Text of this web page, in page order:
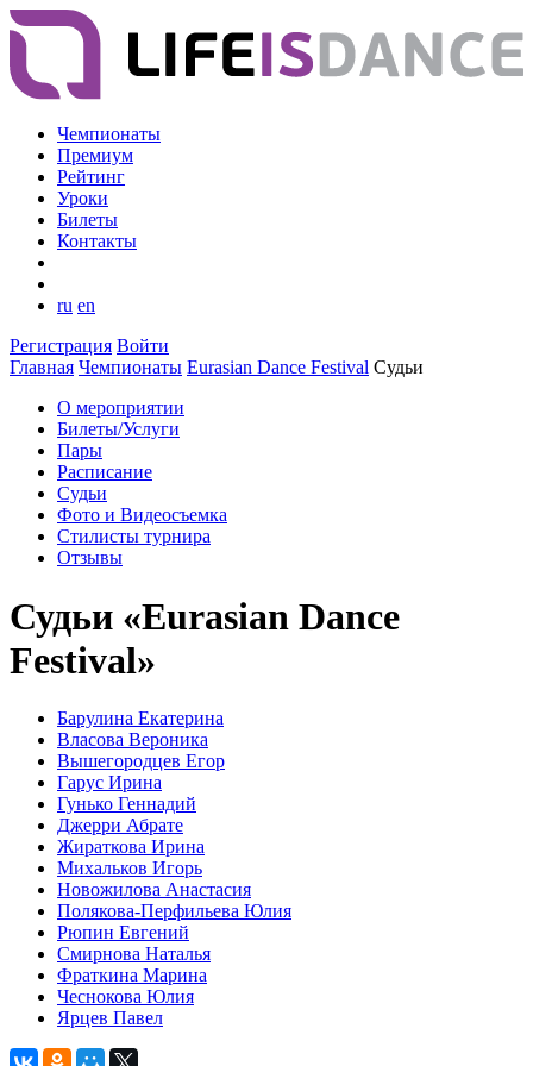
Чемпионаты
Премиум
Рейтинг
Уроки
Билеты
Контакты
ru en
Регистрация Войти
Главная Чемпионаты Eurasian Dance Festival Судьи
О мероприятии
Билеты/Услуги
Пары
Расписание
Судьи
Фото и Видеосъемка
Стилисты турнира
Отзывы
Судьи «Eurasian Dance
Festival»
Барулина Екатерина
Власова Вероника
Вышегородцев Егор
Гарус Ирина
Гунько Геннадий
Джерри Абрате
Жираткова Ирина
Михальков Игорь
Новожилова Анастасия
Полякова-Перфильева Юлия
Рюпин Евгений
Смирнова Наталья
Фраткина Марина
Чеснокова Юлия
Ярцев Павел